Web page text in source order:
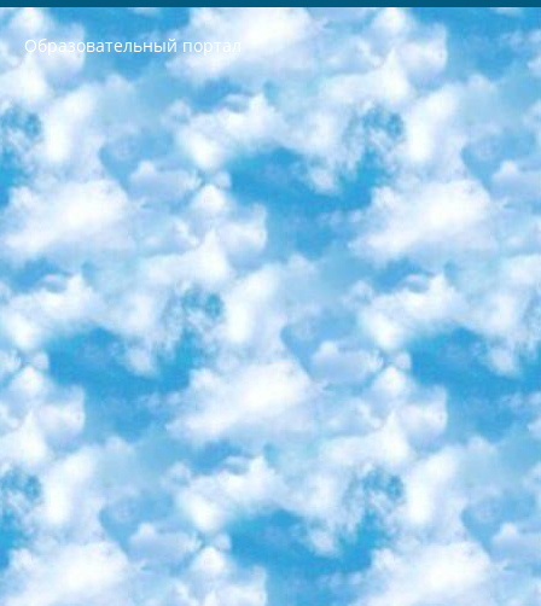
Образовательный портал
РЕСПУБЛИКА УЗБЕКИСТАН МИНИСТРЕРСТВО ДОШКОЛЬНОГО И ШКОЛЬНОГО ОБРАЗОВАНИЯ КОМАНДА в общеобразовательных учреждениях в 2023-2024 учебном году организация и проведение итоговой государственной аттестации обучающихся о Министра дошкольного и школьного образования Республики Узбекистан от 4 марта 2008 года (постановлением Минюста от 20 марта 2008 года № 1778 государственной регистрации) «Итоговое состояние учащихся общего среднего образования на основании положения об утверждении положения об аттестации общего среднего образования выпускной экзамен студентов в образовательных учреждениях в 2023-2024 учебном году В целях организации и прохождения аттестации приказываю: 1. Следующее: перечень предметов, по которым будет проводиться итоговая государственная аттестация и экзамен формы перевода согласно приложению 1; сертификаты международного образца, оценивающие уровень владения иностранными языками перечень согласно приложению 2; 2. Педагогический при специализированных образовательных учреждениях. научно-практический центр квалификации и международной оценки (Д.Давидова) 2024 г. До 25 марта: задания по предметам, по которым будет проводиться итоговая аттестация разработка и утверждение технических условий; итоговая аттестация на основании разработанного предметного задания разработка вопросов по предметам (устно и письменно), экзамен передача; общеобразовательные средние школы и специальные учебные заведения учащиеся выпускных классов школ и интернатов в агентской системе подготовка базы данных экзаменационных материалов и критериев оценки; перевод базы экзаменационных материалов на все языки обучения подать в Республиканский образовательный центр для изготовления; варианты экзаменов на основе разработанных контрольных материалов пусть будут поставлены задачи формирования. 3. Республиканский образовательный центр (Ш.Худайкулов) до 5 апреля 2024 года. до: база данных предоставленных экзаменационных материалов на все языки обучения перевод и экспертиза; для слепых, слабовидящих, глухих, слабослышащих и умственно отсталых детей учащиеся выпускных классов специализированных школ и школ-интернатов база данных экзаменационных материалов на всех преподаваемых языках подготовка критериев оценки; специализированные школы для умственно отсталых детей и технологии для учащихся выпускных классов школ-интернатов разработка соответствующих рекомендаций и критериев проведения ЕГЭ по естествознанию давать задания. 4. Педагогический при специализированных образовательных учреждениях. Научно-практический центр навыков и международной оценки (Д.Давидова), Республика образовательный центр (Худайкулов Ш.) итоговый государственный аттестационный экзамен ориентирован на творческое и логическое мышление при подготовке базы материалов учитывать введение заданий. 5. Следует отметить, что: сертификат государственного образца о знании общеобразовательного предмета и как минимум национальный уровень B1 по предметам на иностранных языках, указанным в Приложении 2. или международно признанный сертификат эквивалентного уровня студенты, изучающие определенный предмет, освобождаются от экзамена; по соответствующим предметам запланирована итоговая государственная аттестация за день до дня, путем жеребьевки Рабочей группой (в письменной форме по предметам, проводимым в форме) из числа сформированных вариантов выбрано 2 варианта; 2 выбранных варианта экзамена анонсированы на официальном сайте министерства и все выпускники по всей стране на основе этих вариантов проводит итоговую государственную аттестацию. 6. Государственное образование учащихся средних общеобразовательных учреждений. знания в соответствии с квалификационными требованиями, которые необходимо приобрести на основании стандартов итоговый (выпускной) контроль для 9 и 11 классов в целях тестирования Экзамены (далее – экзамены) состоят из предметов, перечисленных в приложении 1. будет сделано. 7. Экзамены пройдут с 26 мая по 15 июня 2024 г. (кроме науки физического воспитания). 8. Физическая для учащихся 9 классов общесредних образовательных учреждений. Экзамены по предмету «Образование, квалификация медицина» 1-6 мая 2024 года. сотрудники перевести под присмотр (с отклонениями в физическом или умственном развитии) специализированная школа для детей, школы-интернаты и со сколиозом школы-интернаты санаторного типа для больных детей исключены). 9. Он был слепым, слабовидящим и имел нарушения опорно-двигательного аппарата. экзамены в специализированных школах и интернатах для детей должны проводиться исходя из требований, предъявляемых к общеобразовательным учреждениям (физкультура кроме науки). 10. Специализированная школа для глухих и слабослышащих детей. и экзамены в интернатах и быть реализован в виде письменного теста по математике. 11. Специальность для умственно отсталых детей. Для 9 класса Родной язык и литературное письмо Государственный язык (язык обучения – узбекский). для неклассов) написано Математическое письмо Письменная/устная история Узбекистана Физическое воспитание практично Итоговый контроль Для 11 класса Написание родного языка и литературы (эссе) Математическое письмо Узбекский язык (обучение на узбекском языке) не посещающее общее среднее образование для учреждений)/Образовательное учреждение выбор письменный и устный Иностранный язык письменный/устный Письменная/устная история Узбекистана *По выбору студента:  Химия  Физика  Основы государственного права  География 10 бесплатных образовательных ресурсов - Мы составили подборку онлайн-проектов с интерактивными упражнениями, видеолекциями и статьями. Они помогут вам обрести новые и освежить старые знания бесплатно. 1. «ИНТУИТ» Старейшая образовательная площадка Рунета. Здесь вы найдёте сотни текстовых и видеокурсов на десятки различных тем — от программирования до психологии. Многие курсы подготовлены российскими университетами и крупными международными компаниями вроде Intel и Microsoft. Самостоятельное обучение бесплатное, но желающие могут оплатить услуги персональных наставников. 2. «Смартия» знакомит с актуальными профессиями и подсказывает, как им обучаться. Выбрав заинтересовавшую вас специальность — SMM-специалист, фотограф, веб-дизайнер или другую, — увидите список необходимых для неё умений. Чтобы вы могли освоить их самостоятельно, для каждого умения площадка отображает подборку ссылок на учебные материалы. Хотя «Смартия» ориентируется на русскоязычную аудиторию, часть контента всё же доступна только на английском. 3. «Лекторий Физтеха» Проект Московского физико-технического института (Физтеха). С его помощью вы можете смотреть онлайн серии лекций, записанные на видео в этом вузе. В числе доступных предметов — физика, биология, химия, информационные технологии и другие. К некоторым лекциям администрация ресурса прилагает готовые конспекты, которые можно скачивать в PDF-формате. 4. ITMOcourses Онлайн-площадка Санкт-Петербургского национального исследовательского университета информационных технологий, механики и оптики (ИТМО). Ресурс предоставляет свободный доступ к курсам, разработанным в этом вузе. Каталог материалов разбит на четыре категории: «Оптические системы и технологии», «Приборостроение и робототехника», «Информационные технологии» и «Биотехнологии». Курсы состоят из видеолекций, интерактивных демонстраций и заданий. 5. «КиберЛенинка» Электронная научная библиотека открытого доступа. Каталог площадки регулярно обрастает текстами статей из различных научных изданий. Сгруппированные по журналам и рубрикам публикации можно читать онлайн или скачивать целиком в PDF-формате. Проект нацелен на популяризацию науки за счёт открытого доступа к качественной информации. 6. «ПостНаука» На этом ресурсе публикуют подборки видеолекций, составленные экспертами из разных отраслей и объединённые общими темами. Среди них, к примеру, есть серии «Биоинформатика и геномика», «Культура средневековой Скандинавии» и Cinema Studies о теории кино. Каждая подборка лекций — логически связанная история, рассказанная экспертом от первого лица. Кроме того, на сайте появляются научно-образовательные статьи и тесты на разные темы. 7. «Newочём» Команда проекта «Newочём» отбирает самые интересные тексты из англоязычных СМИ и переводит те из них, за которые голосуют участники сообщества «ВКонтакте». По большей части это научно-популярные статьи. Редакторы придумывают лишь заголовки, в остальном содержание переводов соответствует оригиналам. Полные тексты можно читать прямо в социальной сети. 8. InternetUrok Онлайн-база материалов по основным дисциплинам школьной программы. Информация на сайте структурирована по классам, предметам и темам (урокам). Каждый урок состоит из видеолекций и конспектов. Есть также интерактивные тренажёры и тесты для закрепления пройденного материала. Даже если вы давно окончили школу, возможность повторить программу старших классов всегда может пригодиться. 9. Edutainme Ещё один ресурс об образовании. В отличие от Newtonew, как мне кажется, Edutainme больше ориентируется на представителей индустрии: педагогов, предпринимателей, разработчиков образовательных проектов. Но и любой, кто просто стремится к саморазвитию, найдёт на сайте много полезного и интересного для себя. Например, информацию о новых курсах и образовательных сервисах. 10. Newtonew Онлайн-медиа об образовании и обучении в широком смысле. Авторы Newtonew пишут об инструментах, заведениях, тактиках и стратегиях, которые помогают учить других и получать новые знания самостоятельно. На этой площадке вы найдёте новости, обзоры, аналитические мат